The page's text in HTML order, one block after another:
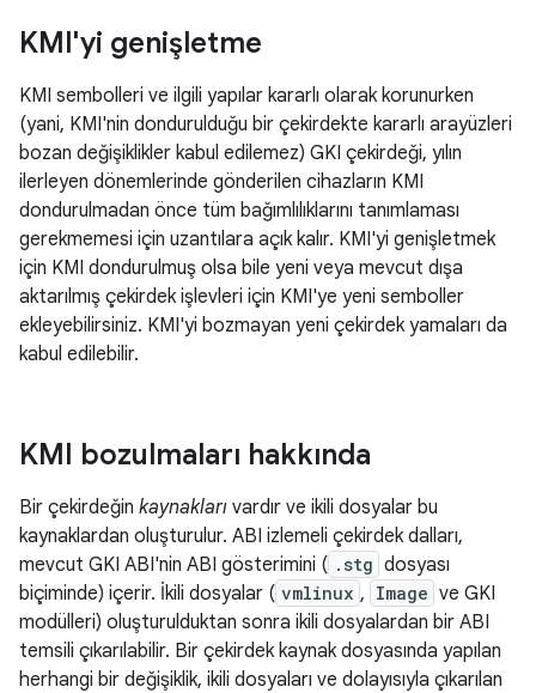
KMI'yi genişletme
KMI sembolleri ve ilgili yapılar kararlı olarak korunurken
(yani, KMI'nin dondurulduğu bir çekirdekte kararlı arayüzleri
bozan değişiklikler kabul edilemez) GKI çekirdeği, yılın
ilerleyen dönemlerinde gönderilen cihazların KMI
dondurulmadan önce tüm bağımlılıklarını tanımlaması
gerekmemesi için uzantılara açık kalır. KMI'yi genişletmek
için KMI dondurulmuş olsa bile yeni veya mevcut dışa
aktarılmış çekirdek işlevleri için KMI'ye yeni semboller
ekleyebilirsiniz. KMI'yi bozmayan yeni çekirdek yamaları da
kabul edilebilir.
KMI bozulmaları hakkında
Bir çekirdeğin kaynakları vardır ve ikili dosyalar bu
kaynaklardan oluşturulur. ABI izlemeli çekirdek dalları,
mevcut GKI ABI'nin ABI gösterimini ( .stg dosyası
biçiminde) içerir. İkili dosyalar ( vmlinux , Image ve GKI
modülleri) oluşturulduktan sonra ikili dosyalardan bir ABI
temsili çıkarılabilir. Bir çekirdek kaynak dosyasında yapılan
herhangi bir değişiklik, ikili dosyaları ve dolayısıyla çıkarılan